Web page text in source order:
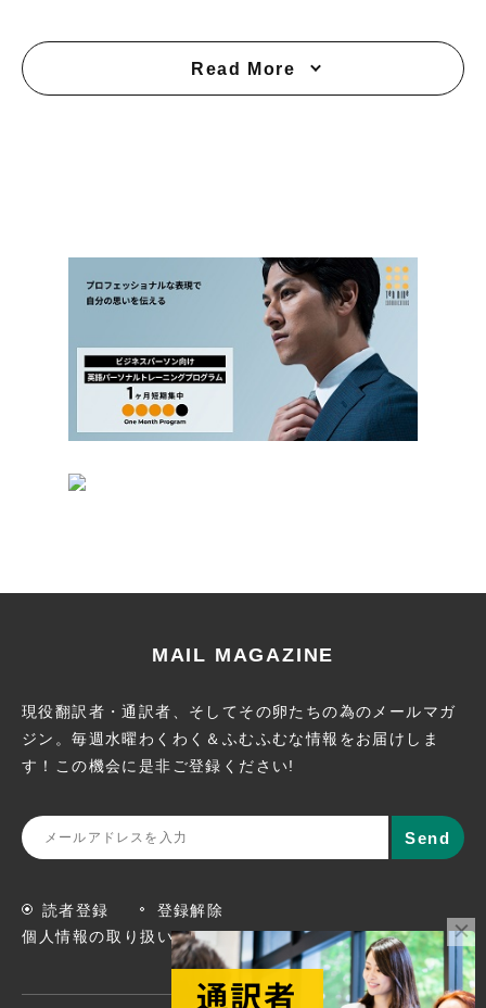
Read More
MAIL MAGAZINE
現役翻訳者・通訳者、そしてその卵たちの為のメールマガ
ジン。毎週水曜わくわく＆ふむふむな情報をお届けしま
す！この機会に 是非ご登録ください!
読者登録
登録解除
個人情報の取り扱いについて